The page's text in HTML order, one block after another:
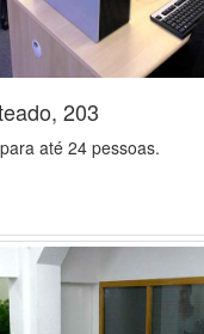
203
até 24 pessoas.